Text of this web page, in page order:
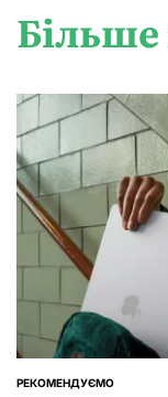
Більше
ОПУБЛІКУВАТИ
РЕКОМЕНДУЄМО